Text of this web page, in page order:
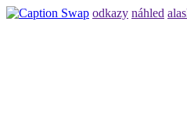
odkazy náhled